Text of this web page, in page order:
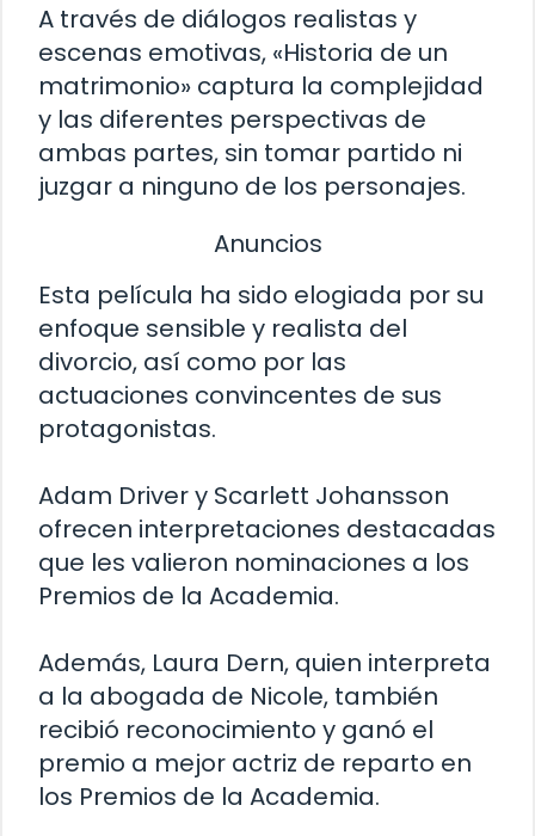
A través de diálogos realistas y
escenas emotivas, «Historia de un
matrimonio» captura la complejidad
y las diferentes perspectivas de
ambas partes, sin tomar partido ni
juzgar a ninguno de los personajes.
Anuncios
Esta película ha sido elogiada por su
enfoque sensible y realista del
divorcio, así como por las
actuaciones convincentes de sus
protagonistas.
Adam Driver y Scarlett Johansson
ofrecen interpretaciones destacadas
que les valieron nominaciones a los
Premios de la Academia.
Además, Laura Dern, quien interpreta
a la abogada de Nicole, también
recibió reconocimiento y ganó el
premio a mejor actriz de reparto en
los Premios de la Academia.